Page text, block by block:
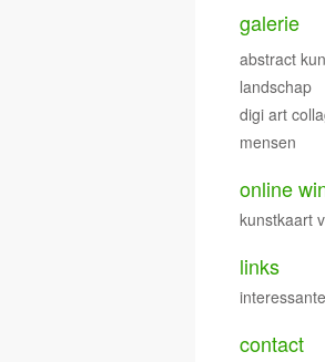
galerie
abstract
landschap
digi art
mensen
online
kunstkaart
links
contact